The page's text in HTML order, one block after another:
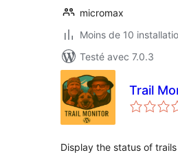
micromax
Moins de 10
Testé avec 7.0.3
Trail
Display the status of